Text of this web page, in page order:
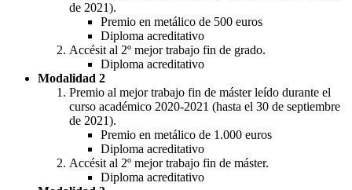
de 2021).
Premio en metálico de 500 euros
Diploma acreditativo
Accésit al 2º mejor trabajo fin de grado.
Diploma acreditativo
Modalidad 2
Premio al mejor trabajo fin de máster leído durante el
curso académico 2020-2021 (hasta el 30 de septiembre
de 2021).
Premio en metálico de 1.000 euros
Diploma acreditativo
Accésit al 2º mejor trabajo fin de máster.
Diploma acreditativo